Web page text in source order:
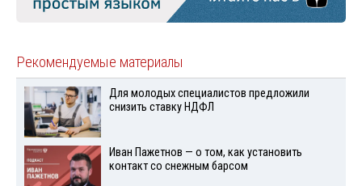
Рекомендуемые материалы
Для молодых специалистов предложили
снизить ставку НДФЛ
Иван Пажетнов — о том, как установить
контакт со снежным барсом